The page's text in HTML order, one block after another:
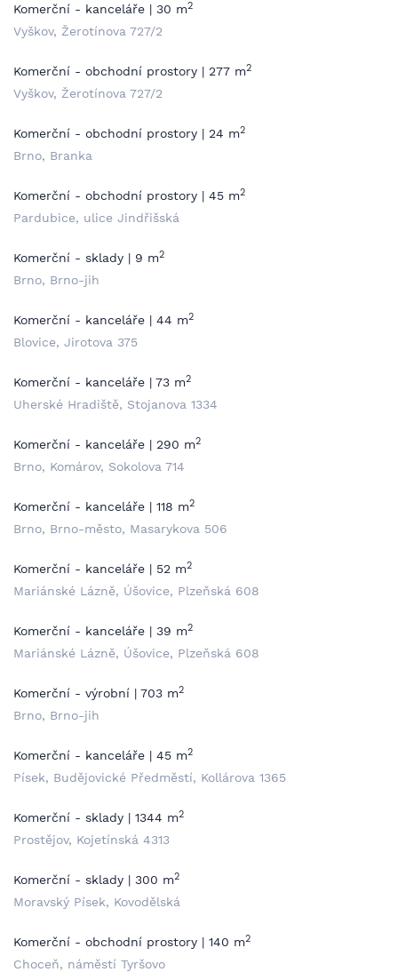
Komerční - kanceláře | 30 m2
Vyškov, Žerotínova 727/2
Komerční - obchodní prostory | 277 m2
Vyškov, Žerotínova 727/2
Komerční - obchodní prostory | 24 m2
Brno, Branka
Komerční - obchodní prostory | 45 m2
Pardubice, ulice Jindřišská
Komerční - sklady | 9 m2
Brno, Brno-jih
Komerční - kanceláře | 44 m2
Blovice, Jirotova 375
Komerční - kanceláře | 73 m2
Uherské Hradiště, Stojanova 1334
Komerční - kanceláře | 290 m2
Brno, Komárov, Sokolova 714
Komerční - kanceláře | 118 m2
Brno, Brno-město, Masarykova 506
Komerční - kanceláře | 52 m2
Mariánské Lázně, Úšovice, Plzeňská 608
Komerční - kanceláře | 39 m2
Mariánské Lázně, Úšovice, Plzeňská 608
Komerční - výrobní | 703 m2
Brno, Brno-jih
Komerční - kanceláře | 45 m2
Písek, Budějovické Předměstí, Kollárova 1365
Komerční - sklady | 1344 m2
Prostějov, Kojetínská 4313
Komerční - sklady | 300 m2
Moravský Písek, Kovodělská
Komerční - obchodní prostory | 140 m2
Choceň, náměstí Tyršovo